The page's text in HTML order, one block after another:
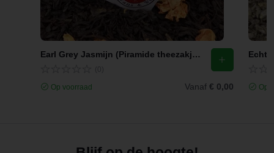
Earl Grey Jasmijn (Piramide theezakjes)
Op voorraad Vanaf € 0,00 Op